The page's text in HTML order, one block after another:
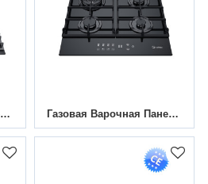
Газовая Варочная Панель С 6 Конфорками, 30 Дюймов, MGBG-876T|Поддержка OEM И ODM Газовая Варочная Панель С 4 Конфорками И Электронным Сенсорным Управлением MGBG-604T | 600 Мм